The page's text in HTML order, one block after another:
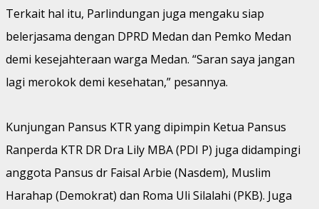
Terkait hal itu, Parlindungan juga mengaku siap
belerjasama dengan DPRD Medan dan Pemko Medan
demi kesejahteraan warga Medan. “Saran saya jangan
lagi merokok demi kesehatan,” pesannya.
Kunjungan Pansus KTR yang dipimpin Ketua Pansus
Ranperda KTR DR Dra Lily MBA (PDI P) juga didampingi
anggota Pansus dr Faisal Arbie (Nasdem), Muslim
Harahap (Demokrat) dan Roma Uli Silalahi (PKB). Juga